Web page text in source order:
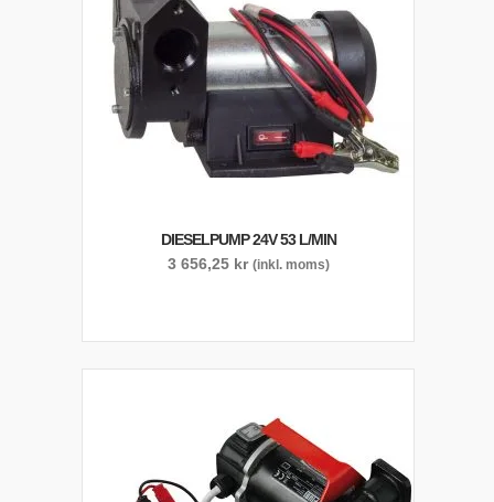
DIESELPUMP 24V 53 L/MIN
3 656,25 kr (inkl. moms)